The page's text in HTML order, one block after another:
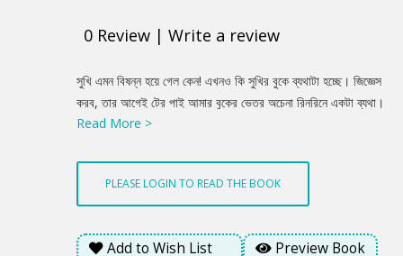
0 Review | Write a review
Product
Summery
সুখি এমন বিষন্ন হয়ে গেল কেন! এখনও কি সুখির বুকে ব্যথাটা হচ্ছে। জিজ্ঞেস
করব, তার আগেই টের পাই আমার বুকের ভেতর অচেনা রিনরিনে একটা ব্যথা।
ব্যথায় আমি কুঁকড়ে যাই। সুখিকে বুঝতে দিই না কিছু। চেপে থাকি। সুখির
মুহূর্তে বুঝতে পারি এটা আসলে সুখির বুকের ব্যথাই। ভাগাভাগি করে আমার
বুকে খানিকটা চলে এসেছে। এর মানে কী? এই ব্যথার নামই বা কী?
Read More >
PLEASE LOGIN TO READ THE BOOK
Add to Wish List Preview Book